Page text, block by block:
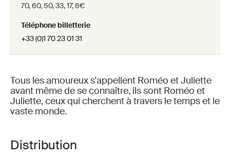
Tous les amoureux s'appellent Roméo et Juliette
avant même de se connaître, ils sont Roméo et
Juliette, ceux qui cherchent à travers le temps et le
vaste monde.
Distribution
70, 60, 50, 33, 17, 6€
Téléphone billetterie
+33 (0)1 70 23 01 31